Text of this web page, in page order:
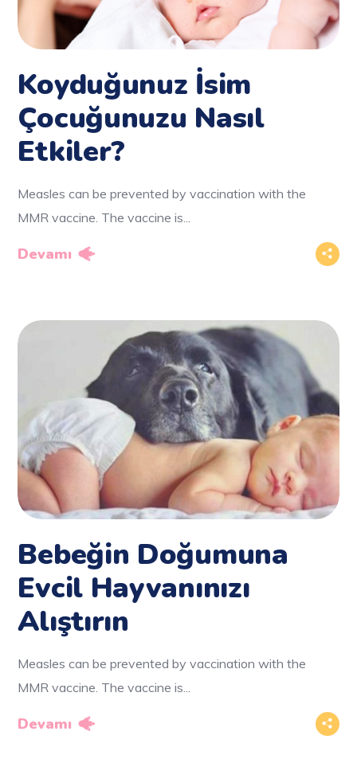
Koyduğunuz İsim
Çocuğunuzu Nasıl
Etkiler?
Measles can be prevented by vaccination with the
MMR vaccine. The vaccine is...
Devamı
Bebeğin Doğumuna
Evcil Hayvanınızı
Alıştırın
Measles can be prevented by vaccination with the
MMR vaccine. The vaccine is...
Devamı